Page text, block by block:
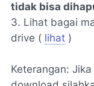
tidak bisa
3. Lihat bagai
drive ( lihat )
Keterangan: